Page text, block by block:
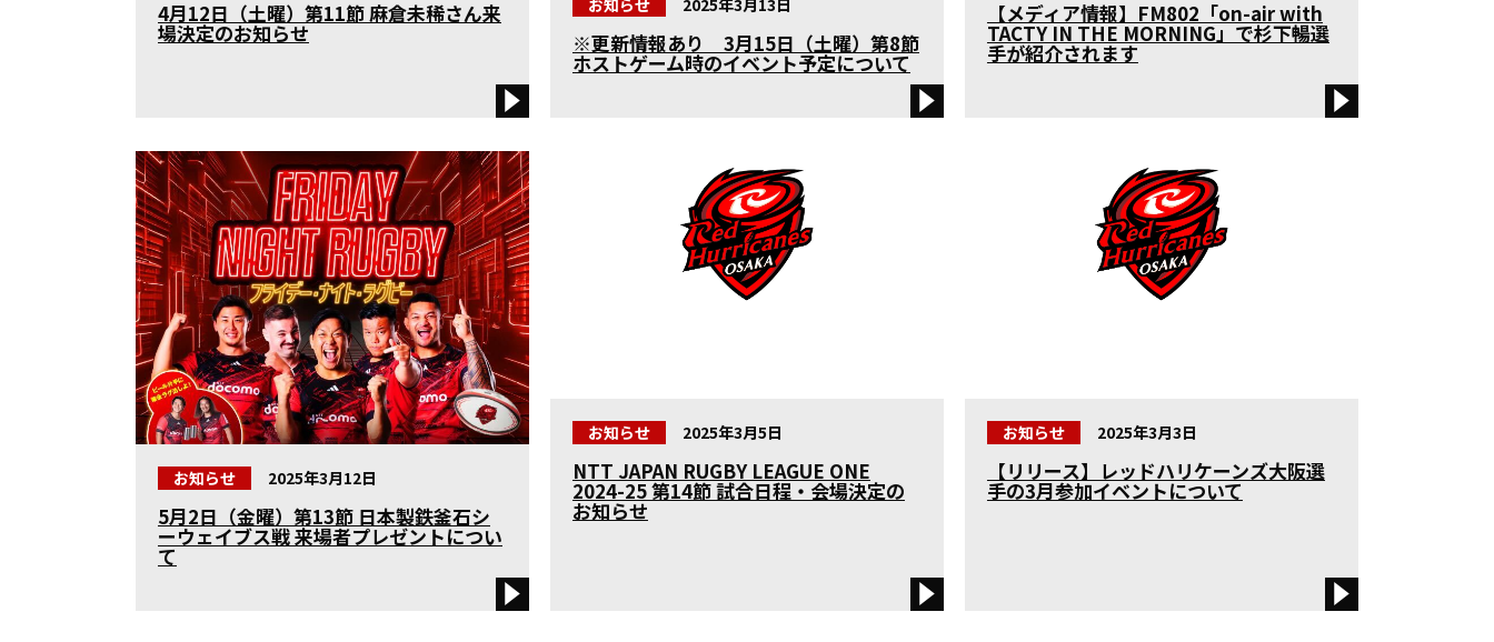
4月12日（土曜）第11節 麻倉未稀さん来
場決定のお知らせ
お知らせ 2025年3月13日
※更新情報あり 3月15日（土曜）第8節
ホストゲーム時のイベント予定について
【メディア情報】FM802「on-air with
TACTY IN THE MORNING」で杉下暢選
手が紹介されます
お知らせ 2025年3月12日
5月2日（金曜）第13節 日本製鉄釜石シ
ーウェイブス戦 来場者プレゼントについ
て
お知らせ 2025年3月5日
NTT JAPAN RUGBY LEAGUE ONE
2024-25 第14節 試合日程・会場決定の
お知らせ
お知らせ 2025年3月3日
【リリース】レッドハリケーンズ大阪選
手の3月参加イベントについて